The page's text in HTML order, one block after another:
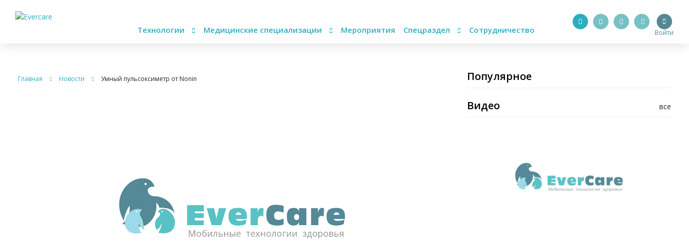
Технологии Медицинские специализации Мероприятия Спецраздел Сотрудничество Войти
Главная Новости Умный пульсоксиметр от Nonin Популярное
все
Видео